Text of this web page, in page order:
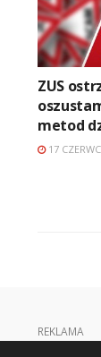
ZUS
metod
17
REKLAMA